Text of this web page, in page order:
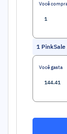
Você
1 PinkSale
Você gasta